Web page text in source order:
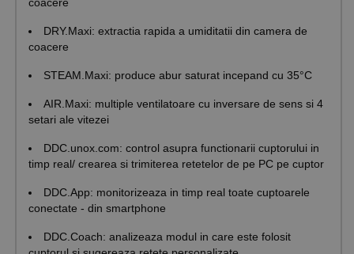
coacere
DRY.Maxi: extractia rapida a umiditatii din camera de
coacere
STEAM.Maxi: produce abur saturat incepand cu 35°C
AIR.Maxi: multiple ventilatoare cu inversare de sens si 4
setari ale vitezei
DDC.unox.com: control asupra functionarii cuptorului in
timp real/ crearea si trimiterea retetelor de pe PC pe cuptor
DDC.App: monitorizeaza in timp real toate cuptoarele
conectate - din smartphone
DDC.Coach: analizeaza modul in care este folosit